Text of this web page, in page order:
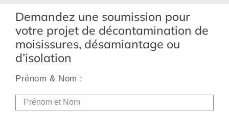
Demandez une soumission pour
votre projet de décontamination de
moisissures, désamiantage ou
d’isolation
Prénom & Nom :